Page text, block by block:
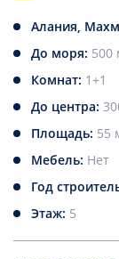
Алания,
До моря: 500
Комнат: 1+1
До центра:
Площадь: 55
Мебель: Нет
Год
Этаж: 5